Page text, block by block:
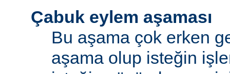
Çabuk eylem aşaması
Bu aşama çok erken
aşama olup isteğin